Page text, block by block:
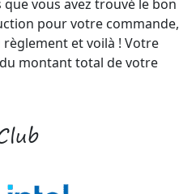
vous avez trouvé le bon
pour votre commande,
et voilà ! Votre
montant total de votre